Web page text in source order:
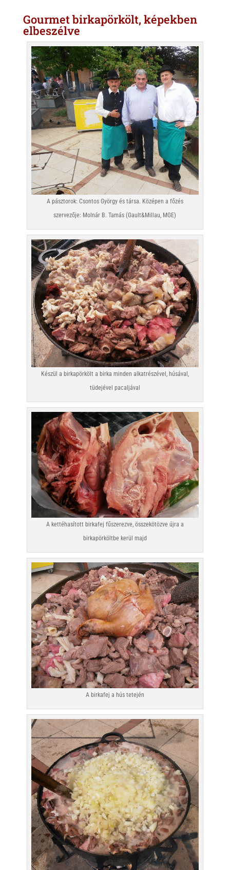
Gourmet birkapörkölt, képekben
elbeszélve
A pásztorok: Csontos György és társa. Középen a főzés
szervezője: Molnár B. Tamás (Gault&Millau, MGE)
Készül a birkapörkölt a birka minden alkatrészével, húsával,
tüdejével pacaljával
A kettéhasított birkafej fűszerezve, összekötözve újra a
birkapörköltbe kerül majd
A birkafej a hús tetején